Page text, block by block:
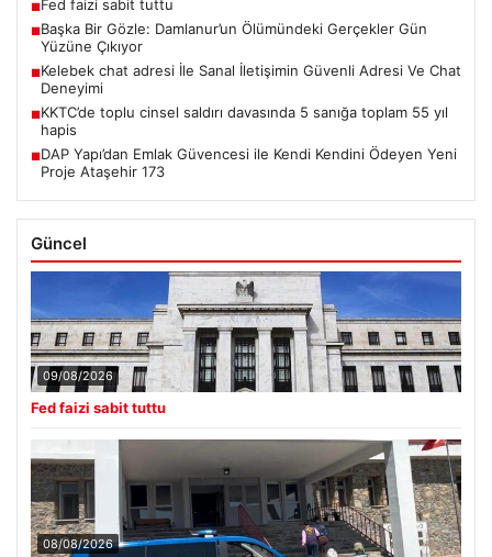
■Fed faizi sabit tuttu
■Başka Bir Gözle: Damlanur’un Ölümündeki Gerçekler Gün
Yüzüne Çıkıyor
■Kelebek chat adresi İle Sanal İletişimin Güvenli Adresi Ve Chat
Deneyimi
■KKTC’de toplu cinsel saldırı davasında 5 sanığa toplam 55 yıl
hapis
■DAP Yapı’dan Emlak Güvencesi ile Kendi Kendini Ödeyen Yeni
Proje Ataşehir 173
Güncel
09/08/2026
Fed faizi sabit tuttu
08/08/2026